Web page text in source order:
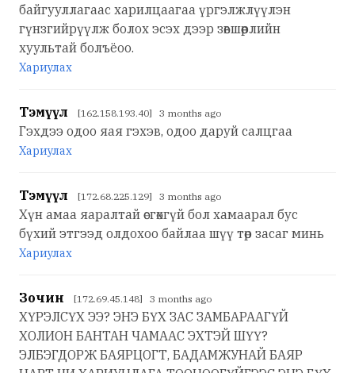
байгууллагаас харилцаагаа үргэлжлүүлэн
гүнзгийрүүлж болох эсэх дээр зөвшөөрлийн
хуультай болъёоо.
Хариулах
Тэмүүл [162.158.193.40] 3 months ago
Гэхдээ одоо яая гэхэв, одоо даруй салцгаа
Хариулах
Тэмүүл [172.68.225.129] 3 months ago
Хүн амаа яаралтай өсгөхгүй бол хамаарал бус
бүхий этгээд олдохоо байлаа шүү төр засаг минь
Хариулах
Зочин [172.69.45.148] 3 months ago
ХҮРЭЛСҮХ ЭЭ? ЭНЭ БҮХ ЗАС ЗАМБАРААГҮЙ
ХОЛИОН БАНТАН ЧАМААС ЭХТЭЙ ШҮҮ?
ЭЛБЭГДОРЖ БАЯРЦОГТ, БАДАМЖУНАЙ БАЯР